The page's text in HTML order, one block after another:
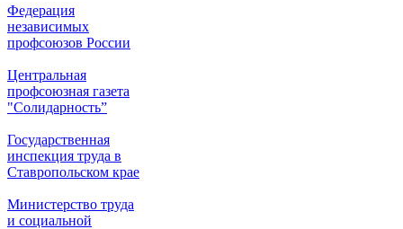
Федерация
независимых
профсоюзов России
Центральная
профсоюзная газета
"Солидарность”
Государственная
инспекция труда в
Ставропольском крае
Министерство труда
и социальной